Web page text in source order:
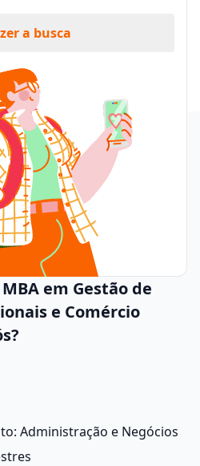
a busca
em Gestão de
e Comércio
Administração e Negócios